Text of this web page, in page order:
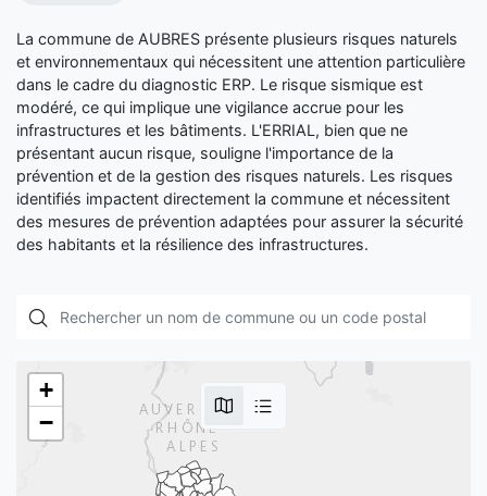
La commune de AUBRES présente plusieurs risques naturels
et environnementaux qui nécessitent une attention particulière
dans le cadre du diagnostic ERP. Le risque sismique est
modéré, ce qui implique une vigilance accrue pour les
infrastructures et les bâtiments. L'ERRIAL, bien que ne
présentant aucun risque, souligne l'importance de la
prévention et de la gestion des risques naturels. Les risques
identifiés impactent directement la commune et nécessitent
des mesures de prévention adaptées pour assurer la sécurité
des habitants et la résilience des infrastructures.
+
−